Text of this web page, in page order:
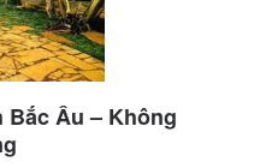
Bắc Âu – Không